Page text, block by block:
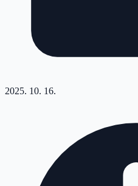
2025. 10. 16.